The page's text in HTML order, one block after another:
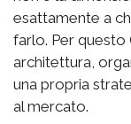
esattamente a
farlo. Per questo
architettura,
una propria
al mercato.